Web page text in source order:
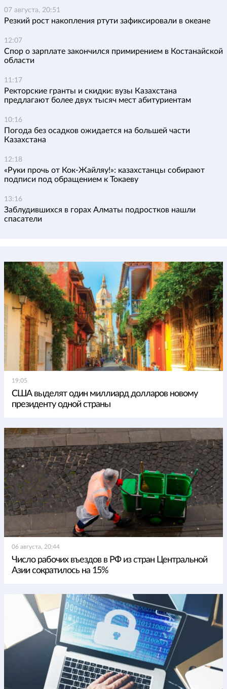
07 августа, 20:51
Резкий рост накопления ртути зафиксировали в океане
12:07
Спор о зарплате закончился примирением в Костанайской
области
11:17
Ректорские гранты и скидки: вузы Казахстана
предлагают более двух тысяч мест абитуриентам
10:16
Погода без осадков ожидается на большей части
Казахстана
12:18
«Руки прочь от Кок-Жайляу!»: казахстанцы собирают
подписи под обращением к Токаеву
13:16
Заблудившихся в горах Алматы подростков нашли
спасатели
19:05
США выделят один миллиард долларов новому
президенту одной страны
06 августа, 20:44
Число рабочих въездов в РФ из стран Центральной
Азии сократилось на 15%